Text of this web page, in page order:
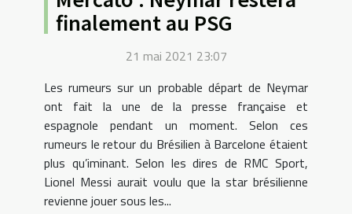
finalement au PSG
21 mai 2021 23:07
Les rumeurs sur un probable départ de Neymar
ont fait la une de la presse française et
espagnole pendant un moment. Selon ces
rumeurs le retour du Brésilien à Barcelone étaient
plus qu’iminant. Selon les dires de RMC Sport,
Lionel Messi aurait voulu que la star brésilienne
revienne jouer sous les...